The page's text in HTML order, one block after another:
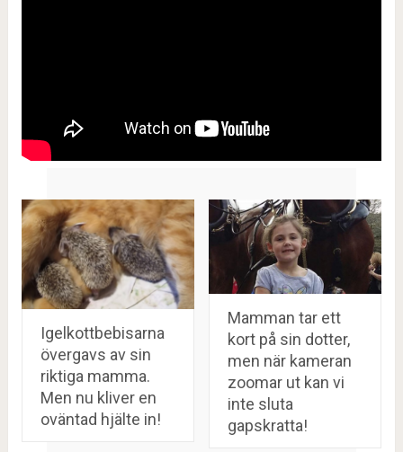
Igelkottbebisarna
övergavs av sin
riktiga mamma.
Men nu kliver en
oväntad hjälte in!
Mamman tar ett
kort på sin dotter,
men när kameran
zoomar ut kan vi
inte sluta
gapskratta!